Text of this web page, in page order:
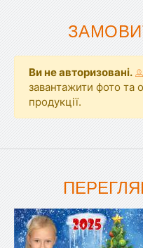
Ви не авторизовані.
завантажити фото та
продукції.